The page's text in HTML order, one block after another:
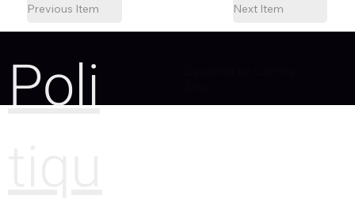
Previous Item Next Item
Poli